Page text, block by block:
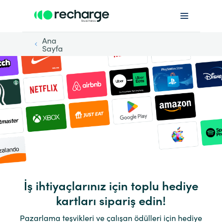
Ana
Sayfa
İş ihtiyaçlarınız için toplu hediye
kartları sipariş edin!
Pazarlama teşvikleri ve çalışan ödülleri için hediye